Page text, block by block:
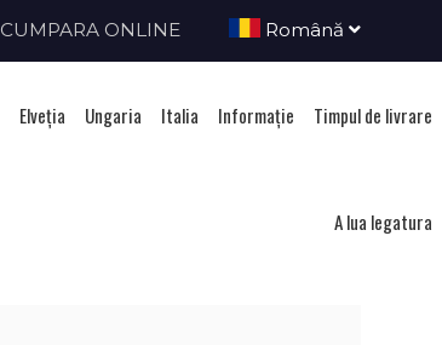
CUMPARA ONLINE Română
Elveţia Ungaria Italia Informație Timpul de livrare
A lua legatura